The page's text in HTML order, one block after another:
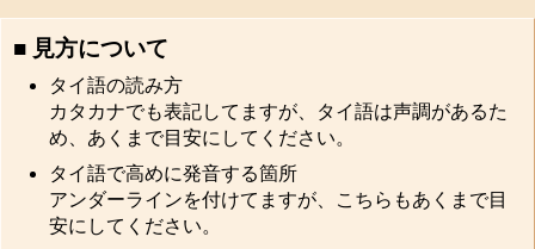
■ 見方について
タイ語の読み方
カタカナでも表記してますが、タイ語は声調があるた
め、あくまで目安にしてください。
タイ語で高めに発音する箇所
アンダーラインを付けてますが、こちらもあくまで目
安にしてください。